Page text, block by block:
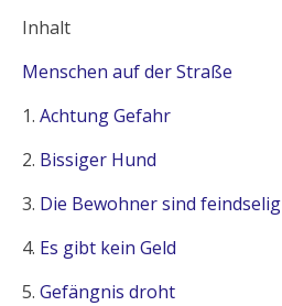
Inhalt
Menschen auf der Straße
1. Achtung Gefahr
2. Bissiger Hund
3. Die Bewohner sind feindselig
4. Es gibt kein Geld
5. Gefängnis droht